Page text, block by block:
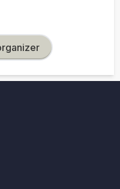
the organizer